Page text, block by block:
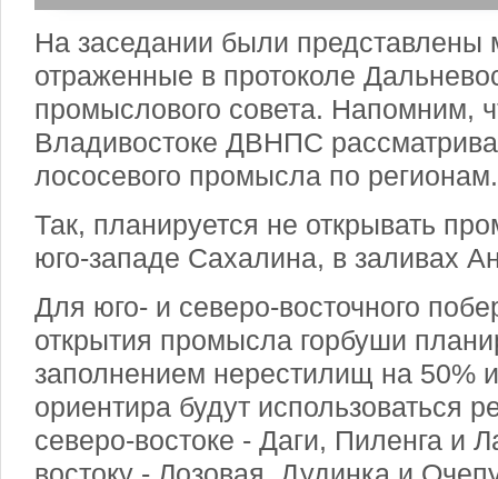
На заседании были представлены
отраженные в протоколе
промыслового совета. Напомним,
Владивостоке ДВНПС
лососевого промысла по регионам.
Так, планируется не открывать
юго-западе Сахалина, в заливах
Для юго- и северо-восточного
открытия промысла горбуши
заполнением нерестилищ на 50%
ориентира будут использоваться
северо-востоке - Даги, Пиленга и